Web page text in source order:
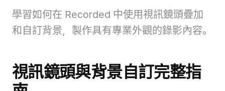
學習如何在 Recorded 中使用視訊鏡頭疊加
和自訂背景，製作具有專業外觀的錄影內容。
視訊鏡頭與背景自訂完整指